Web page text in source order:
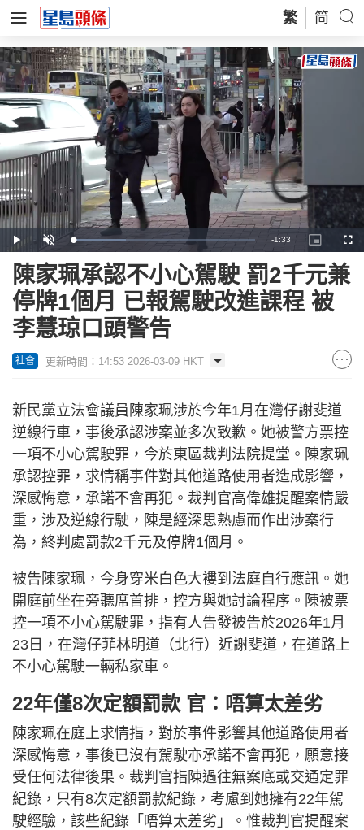
繁 简
Play Unmute Loaded:
28.94%
Remaining
Time
-1:33
Picture-
in-
陳家珮承認不小心駕駛 罰2千元兼
停牌1個月 已報駕駛改進課程 被
李慧琼口頭警告
社會 更新時間：14:53 2026-03-09 HKT
新民黨立法會議員陳家珮涉於今年1月在灣仔謝斐道
逆線行車，事後承認涉案並多次致歉。她被警方票控
一項不小心駕駛罪，今於東區裁判法院提堂。陳家珮
承認控罪，求情稱事件對其他道路使用者造成影響，
深感悔意，承諾不會再犯。裁判官高偉雄提醒案情嚴
重，涉及逆線行駛，陳是經深思熟慮而作出涉案行
為，終判處罰款2千元及停牌1個月。
被告陳家珮，今身穿米白色大褸到法庭自行應訊。她
開庭前坐在旁聽席首排，控方與她討論程序。陳被票
控一項不小心駕駛罪，指有人告發被告於2026年1月
23日，在灣仔菲林明道（北行）近謝斐道，在道路上
不小心駕駛一輛私家車。
22年僅8次定額罰款 官：唔算太差劣
陳家珮在庭上求情指，對於事件影響其他道路使用者
深感悔意，事後已沒有駕駛亦承諾不會再犯，願意接
受任何法律後果。裁判官指陳過往無案底或交通定罪
紀錄，只有8次定額罰款紀錄，考慮到她擁有22年駕
駛經驗，該些紀錄「唔算太差劣」。惟裁判官提醒案